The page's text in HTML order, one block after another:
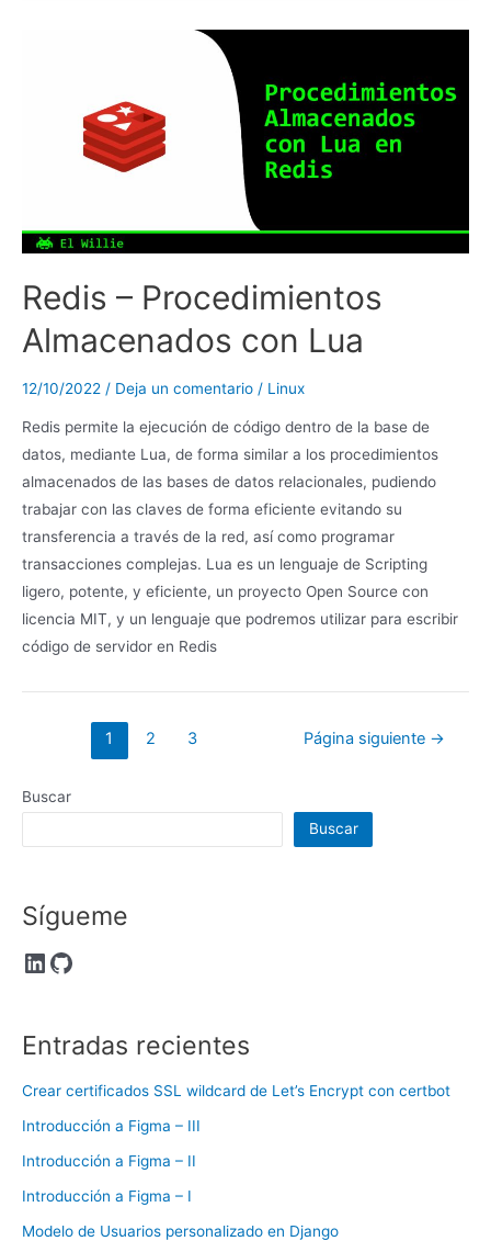
Redis – Procedimientos
Almacenados con Lua
12/10/2022 / Deja un comentario / Linux
Redis permite la ejecución de código dentro de la base de
datos, mediante Lua, de forma similar a los procedimientos
almacenados de las bases de datos relacionales, pudiendo
trabajar con las claves de forma eficiente evitando su
transferencia a través de la red, así como programar
transacciones complejas. Lua es un lenguaje de Scripting
ligero, potente, y eficiente, un proyecto Open Source con
licencia MIT, y un lenguaje que podremos utilizar para escribir
código de servidor en Redis
entradas
1 2 3 Página siguiente →
Buscar
Buscar
Sígueme
LinkedIn GitHub
Entradas recientes
Crear certificados SSL wildcard de Let’s Encrypt con certbot
Introducción a Figma – III
Introducción a Figma – II
Introducción a Figma – I
Modelo de Usuarios personalizado en Django